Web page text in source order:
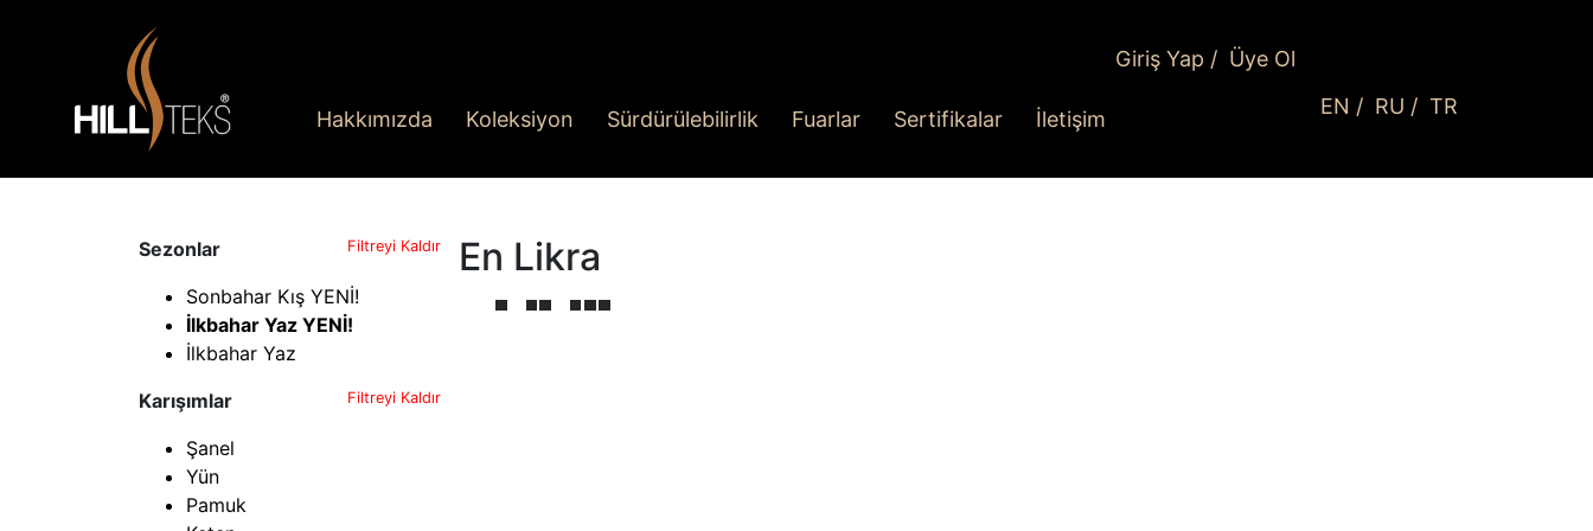
Hakkımızda Koleksiyon Sürdürülebilirlik Fuarlar Sertifikalar İletişim
Giriş Yap / Üye Ol
EN / RU / TR
Sezonlar Filtreyi Kaldır
Sonbahar Kış YENİ!
İlkbahar Yaz YENİ!
İlkbahar Yaz
Karışımlar
Filtreyi Kaldır
Şanel
Yün
Pamuk
En Likra